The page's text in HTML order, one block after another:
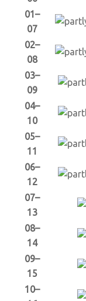
01–
07
02–
08
03–
09
04–
10
05–
11
06–
12
07–
13
08–
14
09–
15
10–